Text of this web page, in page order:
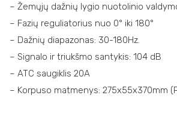
– Žemųjų dažnių lygio nuotolinio
– Fazių reguliatorius nuo 0° iki 180°
– Dažnių diapazonas: 30-180Hz.
– Signalo ir triukšmo santykis: 104 dB
– ATC saugiklis 20A
– Korpuso matmenys: 275x55x370mm